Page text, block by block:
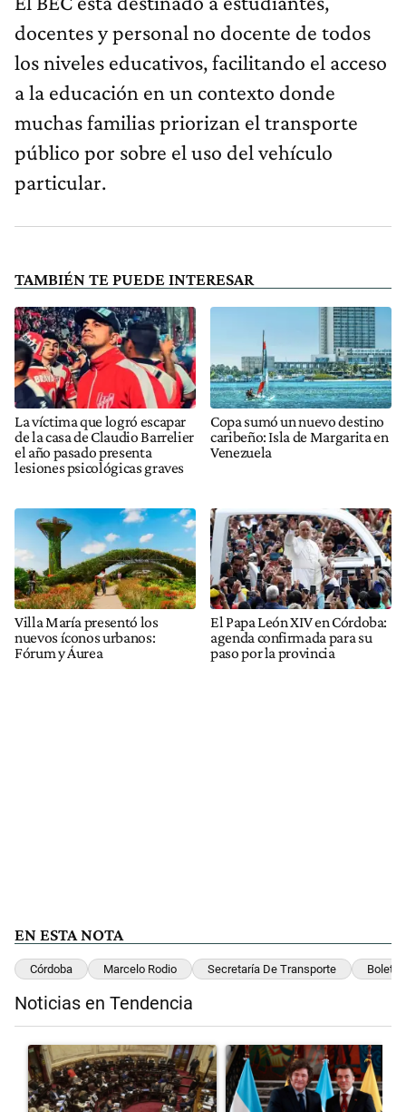
docentes y personal no docente de todos
los niveles educativos, facilitando el acceso
a la educación en un contexto donde
muchas familias priorizan el transporte
público por sobre el uso del vehículo
particular.
TAMBIÉN TE PUEDE INTERESAR
La víctima que logró escapar
de la casa de Claudio Barrelier
el año pasado presenta
lesiones psicológicas graves
Copa sumó un nuevo destino
caribeño: Isla de Margarita en
Venezuela
Villa María presentó los
nuevos íconos urbanos:
Fórum y Áurea
El Papa León XIV en Córdoba:
agenda confirmada para su
paso por la provincia
EN ESTA NOTA
Córdoba Marcelo Rodio Secretaría De Transporte Boleto
Noticias en Tendencia
Un artículo de tendencia con el título "El Senado dio media sanción
Un artículo de tendencia con el